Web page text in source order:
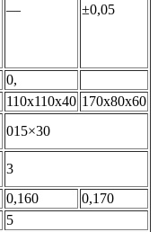
— ±0,05
0,
110x110x40 170x80x60
015×30
3
0,160
0,170
5